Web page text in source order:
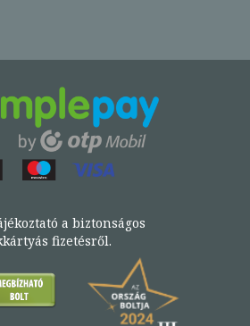
a biztonságos
fizetésről.